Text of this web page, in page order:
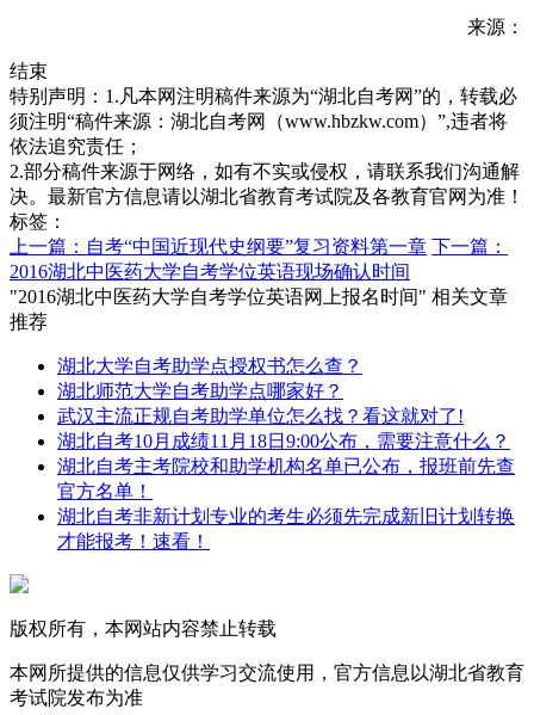
来源：
结束
特别声明：1.凡本网注明稿件来源为“湖北自考网”的，转载必
须注明“稿件来源：湖北自考网（www.hbzkw.com）”,违者将
依法追究责任；
2.部分稿件来源于网络，如有不实或侵权，请联系我们沟通解
决。最新官方信息请以湖北省教育考试院及各教育官网为准！
标签：
上一篇：自考“中国近现代史纲要”复习资料第一章 下一篇：
2016湖北中医药大学自考学位英语现场确认时间
"2016湖北中医药大学自考学位英语网上报名时间" 相关文章
推荐
湖北大学自考助学点授权书怎么查？
湖北师范大学自考助学点哪家好？
武汉主流正规自考助学单位怎么找？看这就对了!
湖北自考10月成绩11月18日9:00公布，需要注意什么？
湖北自考主考院校和助学机构名单已公布，报班前先查
官方名单！
湖北自考非新计划专业的考生必须先完成新旧计划转换
才能报考！速看！
版权所有，本网站内容禁止转载
本网所提供的信息仅供学习交流使用，官方信息以湖北省教育
考试院发布为准